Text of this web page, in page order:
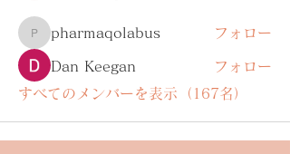
pharmaqolabus
pharmaqolabus フォロー
Dan Keegan
フォロー
すべてのメンバーを表示（167名）